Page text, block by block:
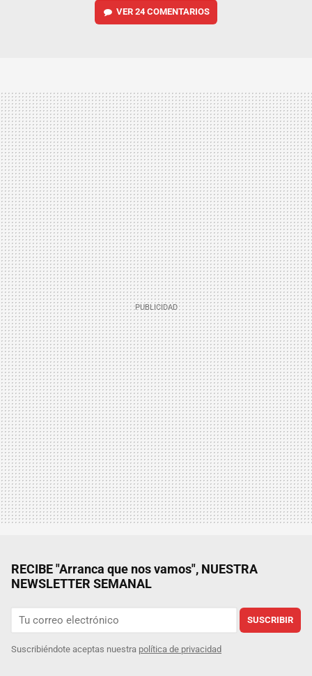
VER 24 COMENTARIOS
RECIBE "Arranca que nos vamos", NUESTRA
NEWSLETTER SEMANAL
SUSCRIBIR
Suscribiéndote aceptas nuestra política de privacidad